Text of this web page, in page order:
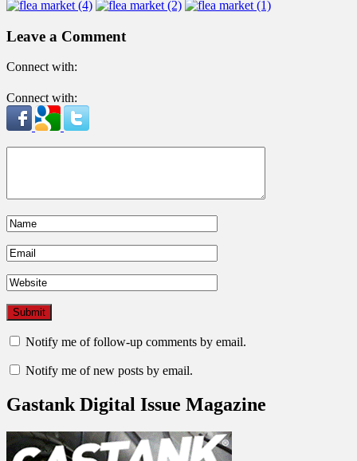
Leave a Comment
Connect with:
Connect with:
Notify me of follow-up comments by email.
Notify me of new posts by email.
Gastank Digital Issue Magazine